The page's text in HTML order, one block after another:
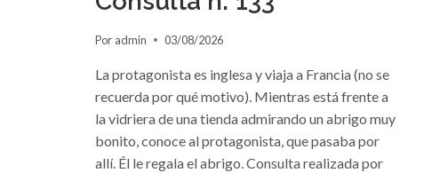
Por admin 03/08/2026
La protagonista es inglesa y viaja a Francia (no se
recuerda por qué motivo). Mientras está frente a
la vidriera de una tienda admirando un abrigo muy
bonito, conoce al protagonista, que pasaba por
allí. Él le regala el abrigo. Consulta realizada por